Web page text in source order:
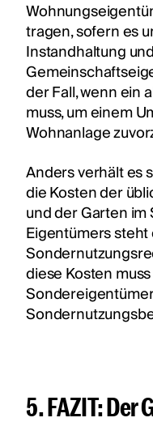
tragen, sofern es
Instandhaltung
der Fall, wenn ein
muss, um einem
Wohnanlage
Anders verhält es
die Kosten der
und der Garten
Eigentümers
diese Kosten
5. FAZIT: Der